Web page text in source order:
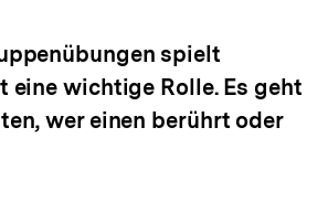
spielt
eine wichtige Rolle. Es geht
wer einen berührt oder